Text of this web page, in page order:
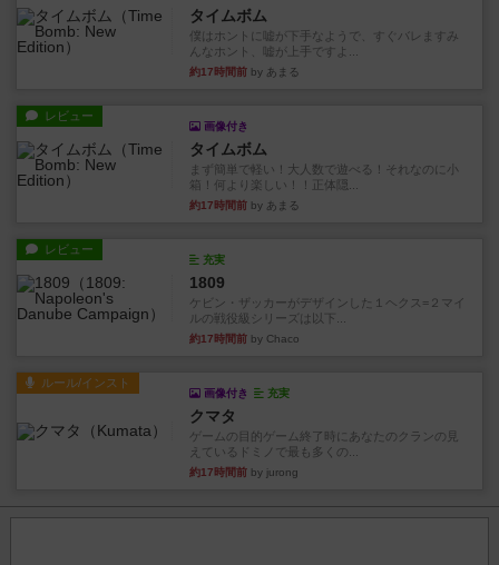
タイムボム
僕はホントに嘘が下手なようで、すぐバレますみ
んなホント、嘘が上手ですよ...
約17時間前 by あまる
レビュー
画像付き
タイムボム
まず簡単で軽い！大人数で遊べる！それなのに小
箱！何より楽しい！！正体隠...
約17時間前 by あまる
レビュー
充実
1809
ケビン・ザッカーがデザインした１ヘクス=２マイ
ルの戦役級シリーズは以下...
約17時間前 by Chaco
ルール/インスト
画像付き 充実
クマタ
ゲームの目的ゲーム終了時にあなたのクランの見
えているドミノで最も多くの...
約17時間前 by jurong